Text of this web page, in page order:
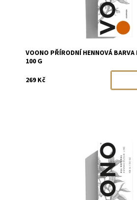
VOONO PŘÍRODNÍ HENNOVÁ BARVA
100 G
269 Kč